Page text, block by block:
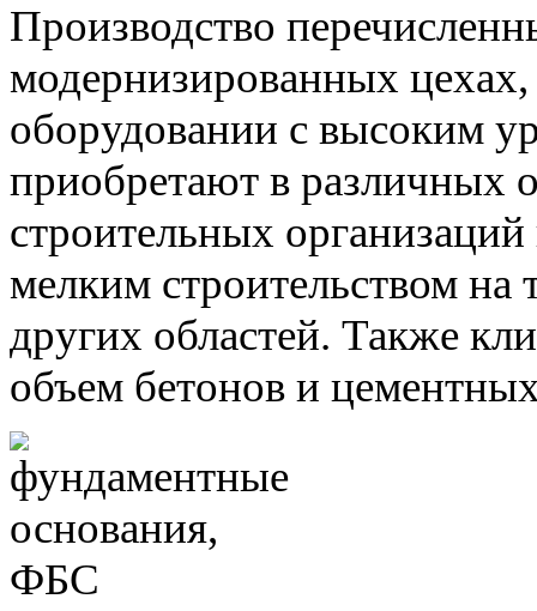
Производство
модернизированных
оборудовании с высоким
приобретают в различных
строительных
мелким строительством на
других областей. Также
объем бетонов и